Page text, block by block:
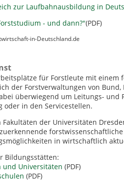
zur Laufbahnausbildung in
- und dann?"(PDF)
in-Deutschland.de
für Forstleute mit einem
der Forstverwaltungen von
überwiegend um Leitungs- und
oder in den Servicestellen.
Fakultäten der Universitäten
in wirtschaftlich
Bildungsstätten:
und Universitäten (PDF)
(PDF)